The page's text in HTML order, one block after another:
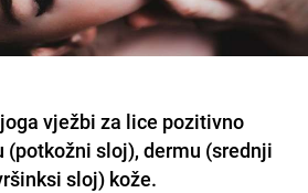
joga vježbi za lice pozitivno
(potkožni sloj), dermu (srednji
sloj) kože.